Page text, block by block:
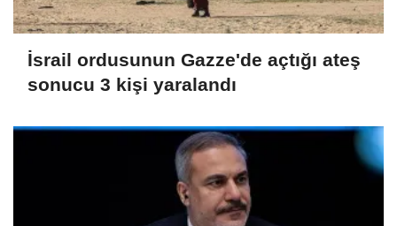
İsrail ordusunun Gazze'de açtığı ateş
sonucu 3 kişi yaralandı